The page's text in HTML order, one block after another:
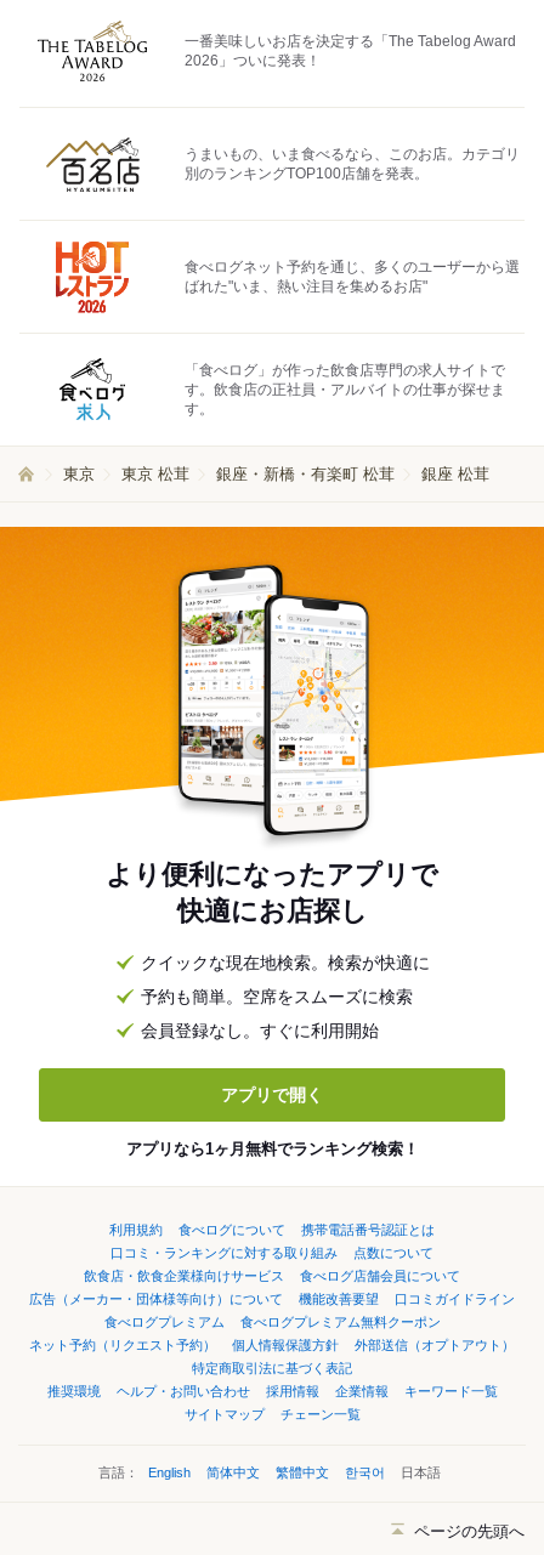
一番美味しいお店を決定する「The Tabelog Award
2026」ついに発表！
うまいもの、いま食べるなら、このお店。カテゴリ
別のランキングTOP100店舗を発表。
食べログネット予約を通じ、多くのユーザーから選
ばれた"いま、熱い注目を集めるお店"
「食べログ」が作った飲食店専門の求人サイトで
す。飲食店の正社員・アルバイトの仕事が探せま
す。
東京 東京 松茸 銀座・新橋・有楽町 松茸 銀座 松茸
より便利になったアプリで
快適にお店探し
クイックな現在地検索。検索が快適に
予約も簡単。空席をスムーズに検索
会員登録なし。すぐに利用開始
アプリで開く
アプリなら1ヶ月無料でランキング検索！
利用規約 食べログについて
携帯電話番号認証とは
口コミ・ランキングに対する取り組み
点数について
飲食店・飲食企業様向けサービス
食べログ店舗会員について
広告（メーカー・団体様等向け）について
機能改善要望
口コミガイドライン
食べログプレミアム
食べログプレミアム無料クーポン
ネット予約（リクエスト予約）
個人情報保護方針
外部送信（オプトアウト）
特定商取引法に基づく表記
推奨環境
ヘルプ・お問い合わせ 採用情報 企業情報
キーワード一覧
サイトマップ
チェーン一覧
言語： English 简体中文 繁體中文 한국어 日本語
ページの先頭へ